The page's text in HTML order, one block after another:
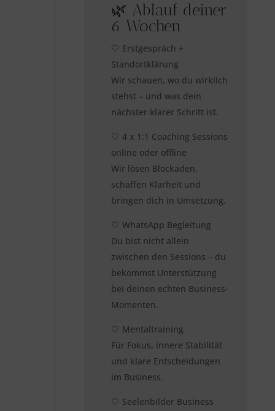
🌿 Ablauf deiner
6 Wochen
🤍 Erstgespräch +
Standortklärung
Wir schauen, wo du wirklich
stehst – und was dein
nächster klarer Schritt ist.
🤍 4 x 1:1 Coaching Sessions
online oder offline
Wir lösen Blockaden,
schaffen Klarheit und
bringen dich in Umsetzung.
🤍 WhatsApp Begleitung
Du bist nicht allein
zwischen den Sessions – du
bekommst Unterstützung
bei deinen echten Business-
Momenten.
🤍 Mentaltraining
Für Fokus, innere Stabilität
und klare Entscheidungen
im Business.
🤍 Seelenbilder Business